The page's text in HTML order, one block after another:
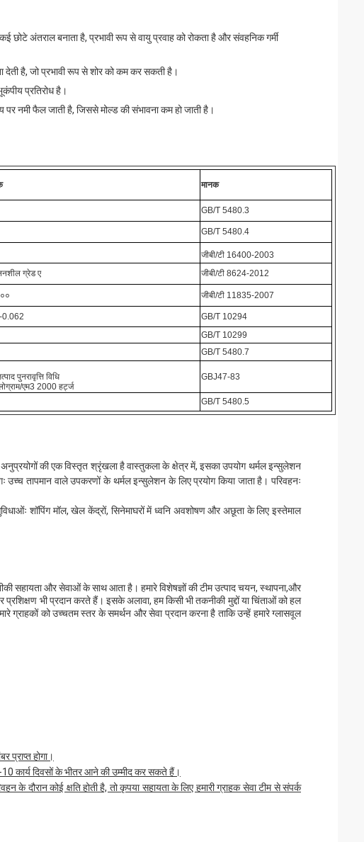
अंतराल बनाता है, प्रभावी रूप से वायु प्रवाह को रोकता है और संवहनिक गर्मी
देती है, जो प्रभावी रूप से शोर को कम कर सकती है।
प्रतिरोध है।
नमी फैल जाती है, जिससे मोल्ड की संभावना कम हो जाती है।
मानक
GB/T 5480.3
GB/T 5480.4
जीबी/टी 16400-2003
ग्रेड ए जीबी/टी 8624-2012
जीबी/टी 11835-2007
GB/T 10294
GB/T 10299
GB/T 5480.7
पुनरावृत्ति विधि
एम3 2000 हर्ट्ज
GBJ47-83
GB/T 5480.5
की एक विस्तृत श्रृंखला है वास्तुकला के क्षेत्र में, इसका उपयोग थर्मल इन्सुलेशन
उच्च तापमान वाले उपकरणों के थर्मल इन्सुलेशन के लिए प्रयोग किया जाता है। परिवहनः
शॉपिंग मॉल, खेल केंद्रों, सिनेमाघरों में ध्वनि अवशोषण और अछूता के लिए इस्तेमाल
सहायता और सेवाओं के साथ आता है। हमारे विशेषज्ञों की टीम उत्पाद चयन, स्थापना,और
भी प्रदान करते हैं। इसके अलावा, हम किसी भी तकनीकी मुद्दों या चिंताओं को हल
ग्राहकों को उच्चतम स्तर के समर्थन और सेवा प्रदान करना है ताकि उन्हें हमारे ग्लासवूल
प्राप्त होगा।
कार्य दिवसों के भीतर आने की उम्मीद कर सकते हैं।
दौरान कोई क्षति होती है, तो कृपया सहायता के लिए हमारी ग्राहक सेवा टीम से संपर्क